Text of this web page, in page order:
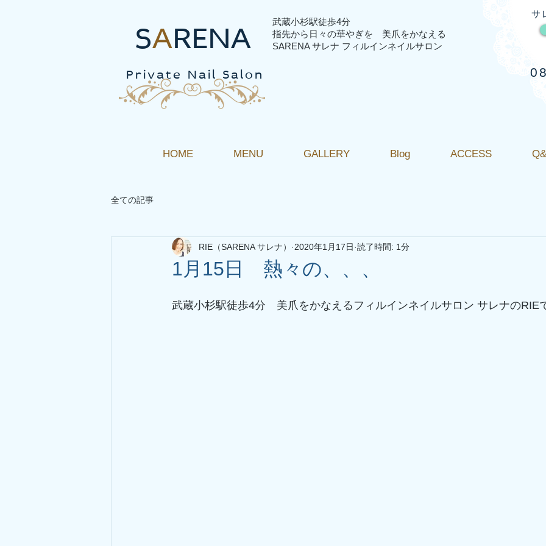
SARENA
Private Nail Salon
サ
​武蔵小杉駅徒歩4分
指先から日々の華やぎを 美爪をかなえる
SARENA サレナ フィルインネイルサロン
HOME MENU GALLERY Blog ACCESS
全ての記事
1月15日 熱々の、、、
RIE（SARENA サレナ） 2020年1月17日 読了時間: 1分
武蔵小杉駅徒歩4分　美爪をかなえるフィルインネイルサロン サレナのRIE